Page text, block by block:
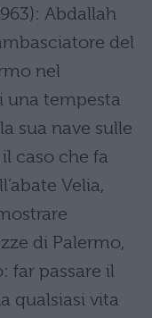
Abdallah
del
nel
una tempesta
sua nave sulle
caso che fa
Velia,
di Palermo,
far passare il
qualsiasi vita